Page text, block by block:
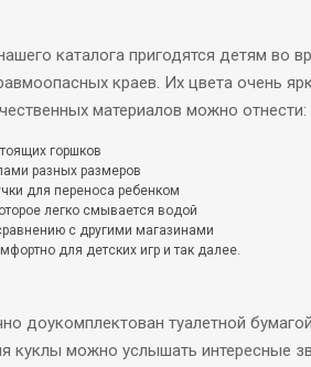
каталога пригодятся детям во
краев. Их цвета очень
материалов можно отнести:
горшков
разных размеров
для переноса ребенком
легко смывается водой
с другими магазинами
для детских игр и так далее.
доукомплектован туалетной
куклы можно услышать интересные